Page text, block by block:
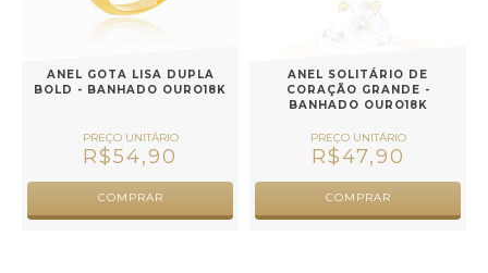
ANEL GOTA LISA DUPLA
BOLD - BANHADO OURO18K
R$54,90
COMPRAR
ANEL SOLITÁRIO DE
CORAÇÃO GRANDE -
BANHADO OURO18K
R$47,90
COMPRAR